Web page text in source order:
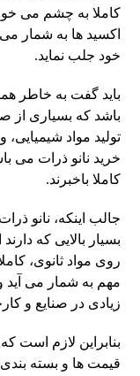
کاملا به چشم می
اکسید ها به شمار می
خود جلب نماید.
باید گفت به خاطر
باشد که بسیاری از
تولید مواد شیمیایی،
خرید نانو ذرات می
کاملا باخبرند.
جالب اینکه، نانو
بسیار بالایی که
روی مواد ثانوی،
مهم به شمار می آید
زیادی در صنایع و
بنابراین لازم است
قیمت ها و بسته بندی